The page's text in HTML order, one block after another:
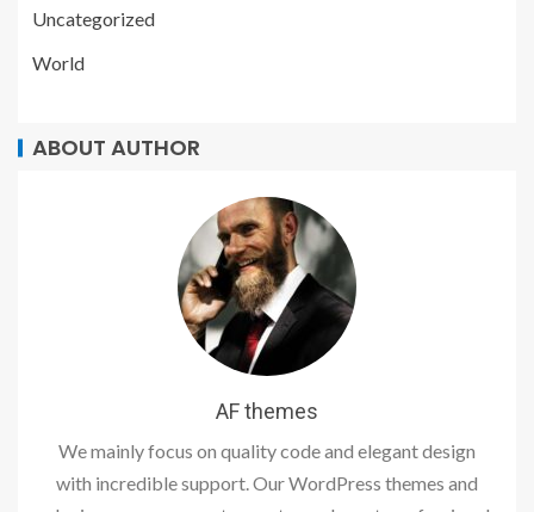
Uncategorized
World
ABOUT AUTHOR
AF themes
We mainly focus on quality code and elegant design
with incredible support. Our WordPress themes and